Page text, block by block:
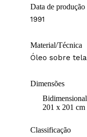
Data de produção
1991
Material/Técnica
Óleo sobre tela
Dimensões
Bidimensional
201 x 201 cm
Classificação